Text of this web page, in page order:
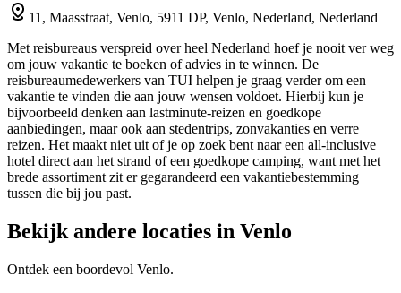
11, Maasstraat, Venlo, 5911 DP, Venlo, Nederland, Nederland
Met reisbureaus verspreid over heel Nederland hoef je nooit ver weg
om jouw vakantie te boeken of advies in te winnen. De
reisbureaumedewerkers van TUI helpen je graag verder om een
vakantie te vinden die aan jouw wensen voldoet. Hierbij kun je
bijvoorbeeld denken aan lastminute-reizen en goedkope
aanbiedingen, maar ook aan stedentrips, zonvakanties en verre
reizen. Het maakt niet uit of je op zoek bent naar een all-inclusive
hotel direct aan het strand of een goedkope camping, want met het
brede assortiment zit er gegarandeerd een vakantiebestemming
tussen die bij jou past.
Bekijk andere locaties in Venlo
Ontdek een boordevol Venlo.